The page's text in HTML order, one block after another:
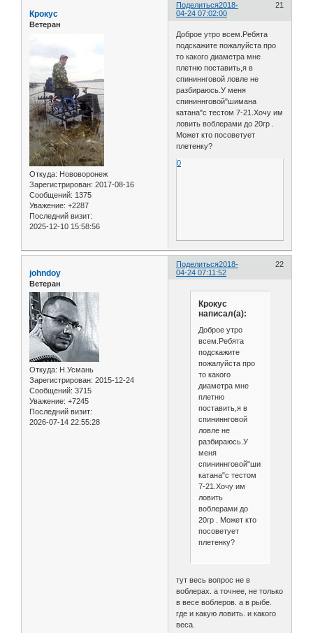
Поделиться 21
2018-
04-24 07:02:00
Крокус
Ветеран
Откуда: Нововоронеж
Зарегистрирован: 2017-08-16
Сообщений: 1375
Уважение: +2287
Последний визит:
2025-12-10 15:58:56
Доброе утро всем.Ребята
подскажите пожалуйста про
то какого диаметра мне
плетню поставить,я в
спининнговой ловле не
разбираюсь.У меня
спининнговой"шимана
катана"с тестом 7-21.Хочу им
ловить воблерами до 20гр .
Может кто посоветует
плетенку?
0
Поделиться 22
2018-
04-24 07:11:52
johndoy
Ветеран
Откуда: Н.Усмань
Зарегистрирован: 2015-12-24
Сообщений: 3715
Уважение: +7245
Последний визит:
2026-07-14 22:55:28
Крокус
написал(а):
Доброе утро
всем.Ребята
подскажите
пожалуйста про
то какого
диаметра мне
плетню
поставить,я в
спининнговой
ловле не
разбираюсь.У
меня
спининнговой"шимана
катана"с тестом
7-21.Хочу им
ловить
воблерами до
20гр . Может кто
посоветует
плетенку?
тут весь вопрос не в
воблерах. а точнее, не только
в весе воблеров. а в рыбе.
где и какую ловить. и какого
веса.